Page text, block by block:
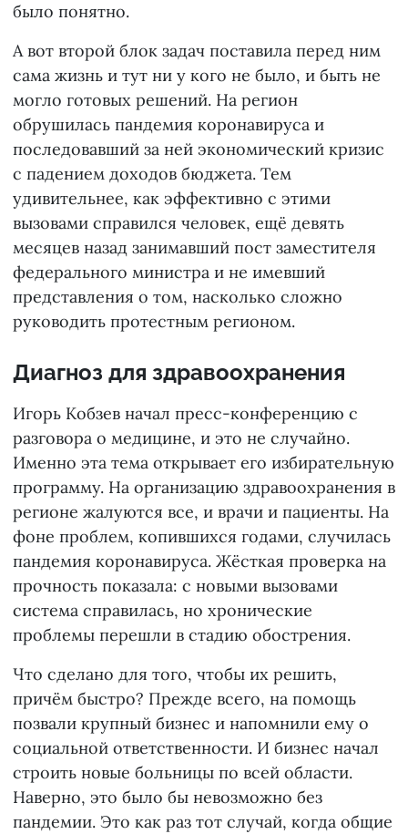
было понятно.
А вот второй блок задач поставила перед ним
сама жизнь и тут ни у кого не было, и быть не
могло готовых решений. На регион
обрушилась пандемия коронавируса и
последовавший за ней экономический кризис
с падением доходов бюджета. Тем
удивительнее, как эффективно с этими
вызовами справился человек, ещё девять
месяцев назад занимавший пост заместителя
федерального министра и не имевший
представления о том, насколько сложно
руководить протестным регионом.
Диагноз для здравоохранения
Игорь Кобзев начал пресс-конференцию с
разговора о медицине, и это не случайно.
Именно эта тема открывает его избирательную
программу. На организацию здравоохранения в
регионе жалуются все, и врачи и пациенты. На
фоне проблем, копившихся годами, случилась
пандемия коронавируса. Жёсткая проверка на
прочность показала: с новыми вызовами
система справилась, но хронические
проблемы перешли в стадию обострения.
Что сделано для того, чтобы их решить,
причём быстро? Прежде всего, на помощь
позвали крупный бизнес и напомнили ему о
социальной ответственности. И бизнес начал
строить новые больницы по всей области.
Наверно, это было бы невозможно без
пандемии. Это как раз тот случай, когда общие